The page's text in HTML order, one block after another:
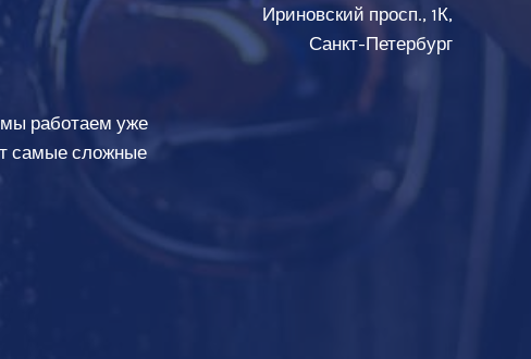
работаем уже
самые сложные
Ириновский просп., 1К,
Санкт-Петербург